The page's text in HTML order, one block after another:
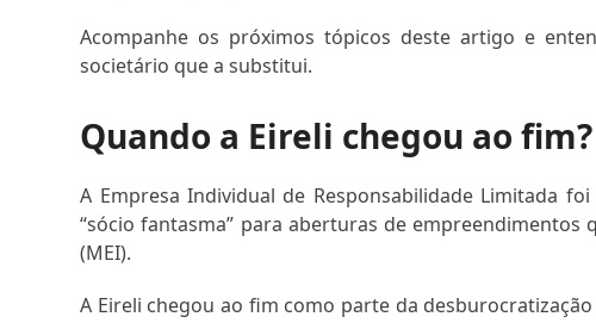
Acompanhe os próximos tópicos deste artigo e
societário que a substitui.
Quando a Eireli chegou ao fim?
A Empresa Individual de Responsabilidade Limitada
“sócio fantasma” para aberturas de
(MEI).
A Eireli chegou ao fim como parte da